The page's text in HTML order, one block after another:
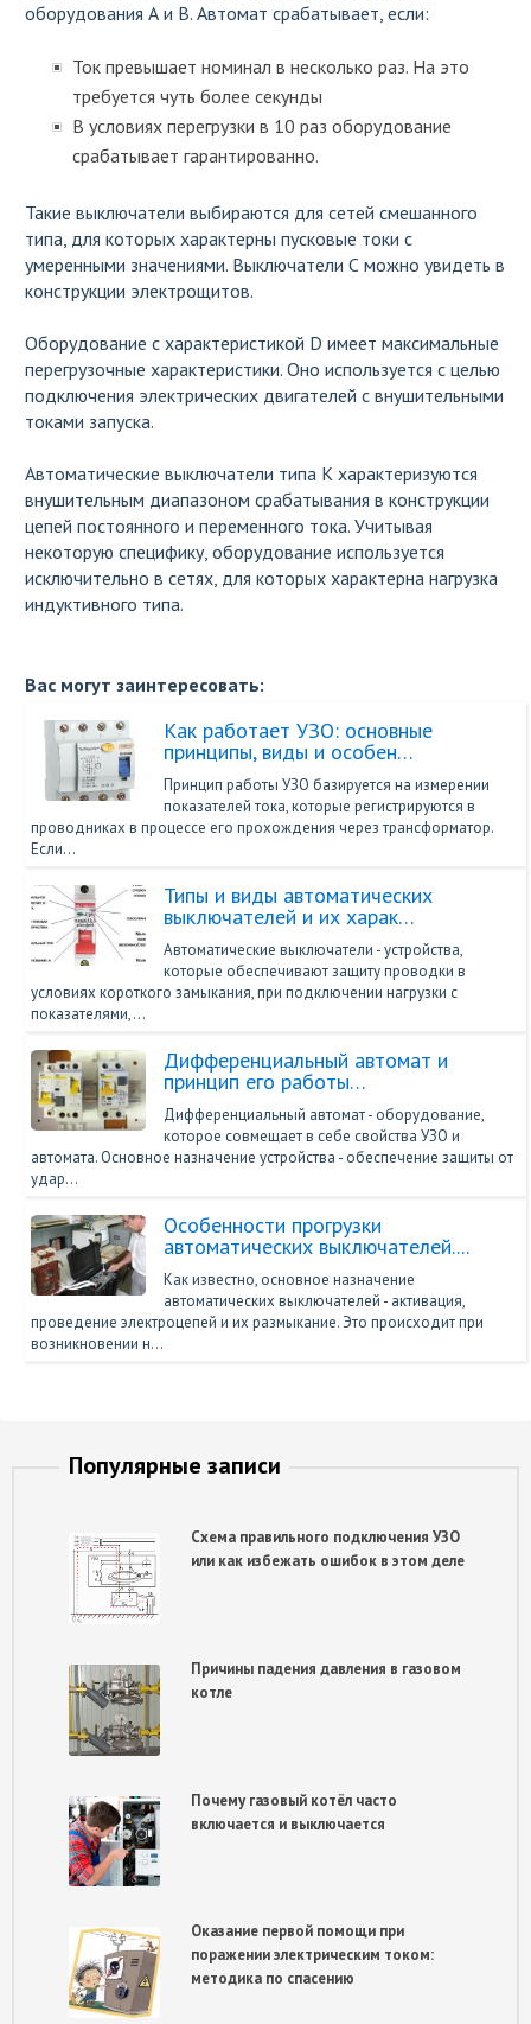
оборудования А и В. Автомат срабатывает, если:
Ток превышает номинал в несколько раз. На это
требуется чуть более секунды
В условиях перегрузки в 10 раз оборудование
срабатывает гарантированно.
Такие выключатели выбираются для сетей смешанного
типа, для которых характерны пусковые токи с
умеренными значениями. Выключатели С можно увидеть в
конструкции электрощитов.
Оборудование с характеристикой D имеет максимальные
перегрузочные характеристики. Оно используется с целью
подключения электрических двигателей с внушительными
токами запуска.
Автоматические выключатели типа К характеризуются
внушительным диапазоном срабатывания в конструкции
цепей постоянного и переменного тока. Учитывая
некоторую специфику, оборудование используется
исключительно в сетях, для которых характерна нагрузка
индуктивного типа.
Вас могут заинтересовать:
Как работает УЗО: основные
принципы, виды и особен…
Принцип работы УЗО базируется на измерении
показателей тока, которые регистрируются в
проводниках в процессе его прохождения через трансформатор.
Если…
Типы и виды автоматических
выключателей и их харак…
Автоматические выключатели - устройства,
которые обеспечивают защиту проводки в
условиях короткого замыкания, при подключении нагрузки с
показателями,…
Дифференциальный автомат и
принцип его работы…
Дифференциальный автомат - оборудование,
которое совмещает в себе свойства УЗО и
автомата. Основное назначение устройства - обеспечение защиты от
удар…
Особенности прогрузки
автоматических выключателей....
Как известно, основное назначение
автоматических выключателей - активация,
проведение электроцепей и их размыкание. Это происходит при
возникновении н…
Популярные записи
Схема правильного подключения УЗО
или как избежать ошибок в этом деле
Причины падения давления в газовом
котле
Почему газовый котёл часто
включается и выключается
Оказание первой помощи при
поражении электрическим током:
методика по спасению